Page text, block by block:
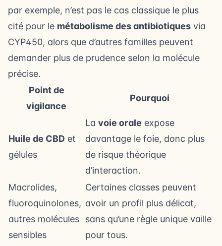
par exemple, n’est pas le cas classique le plus
cité pour le métabolisme des antibiotiques via
CYP450, alors que d’autres familles peuvent
demander plus de prudence selon la molécule
précise.
Point de
vigilance
Pourquoi
Huile de CBD et
gélules
La voie orale expose
davantage le foie, donc plus
de risque théorique
d’interaction.
Macrolides,
fluoroquinolones,
autres molécules
sensibles
Certaines classes peuvent
avoir un profil plus délicat,
sans qu’une règle unique vaille
pour tous.